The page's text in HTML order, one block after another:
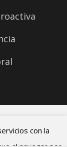
con la